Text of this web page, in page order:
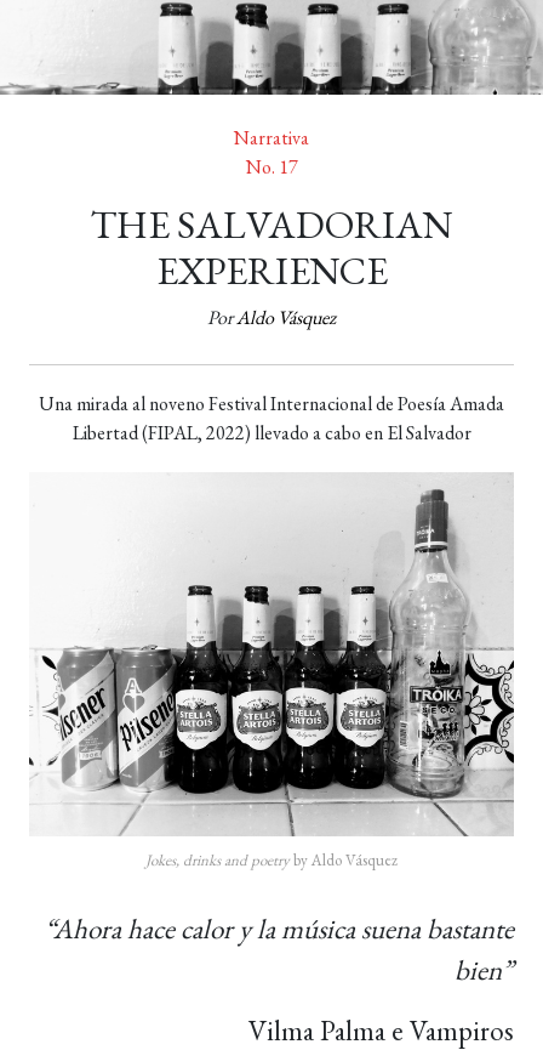
Narrativa
No. 17
THE SALVADORIAN
EXPERIENCE
PorAldo Vásquez
Una mirada al noveno Festival Internacional de Poesía Amada
Libertad (FIPAL, 2022) llevado a cabo en El Salvador
Jokes, drinks and poetryby Aldo Vásquez
“Ahora hace calor y la música suena bastante
bien”
Vilma Palma e Vampiros